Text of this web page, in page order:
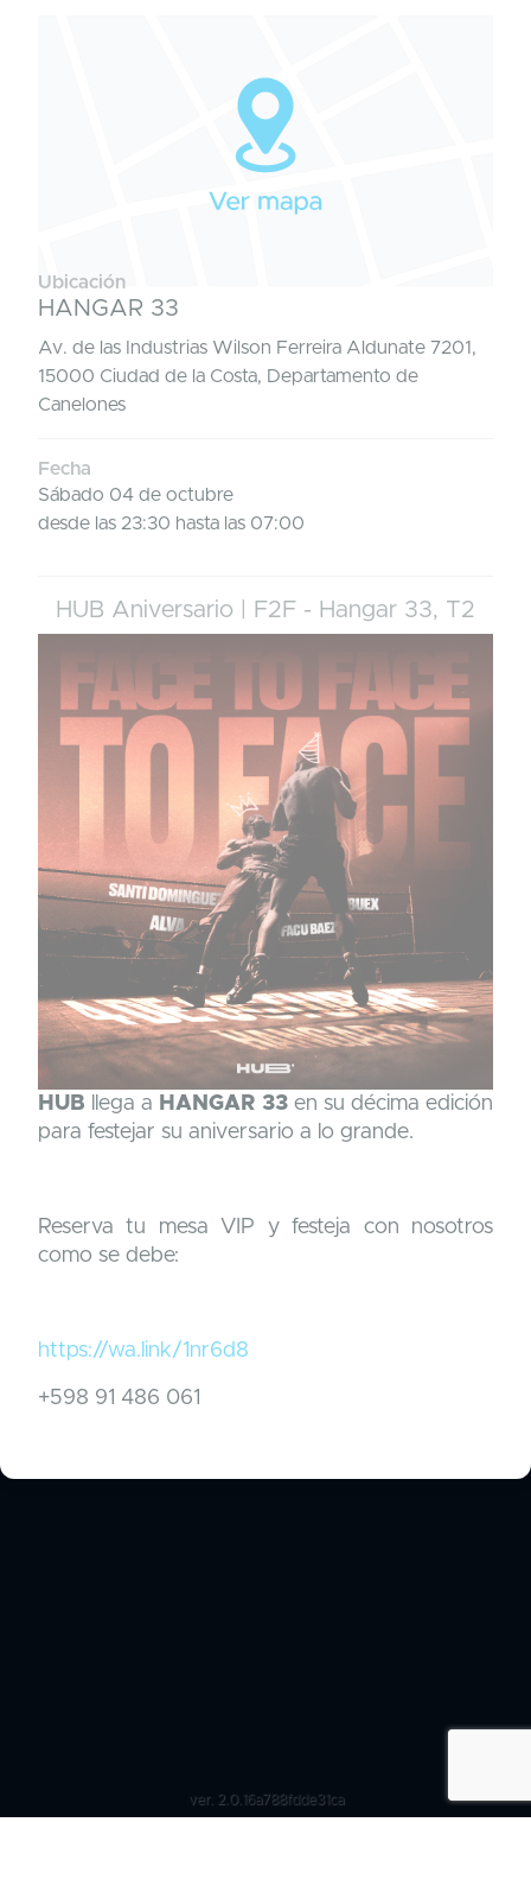
Ubicación
HANGAR 33
Av. de las Industrias Wilson Ferreira Aldunate 7201,
15000 Ciudad de la Costa, Departamento de
Canelones
Fecha
Sábado 04 de octubre
desde las 23:30 hasta las 07:00
HUB Aniversario | F2F - Hangar 33, T2
HUB llega a HANGAR 33en su décima edición
para festejar su aniversario a lo grande.
Reserva tu mesa VIP y festeja con nosotros
como se debe:
https://wa.link/1nr6d8
+598 91 486 061
ver. 2.0.16a788fdde31ca
Ver